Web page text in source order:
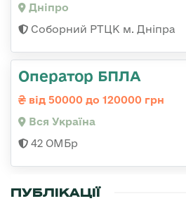
Дніпро
Соборний РТЦК м. Дніпра
Оператор БПЛА
від 50000 до 120000 грн
Вся Україна
42 ОМБр
ПУБЛІКАЦІЇ